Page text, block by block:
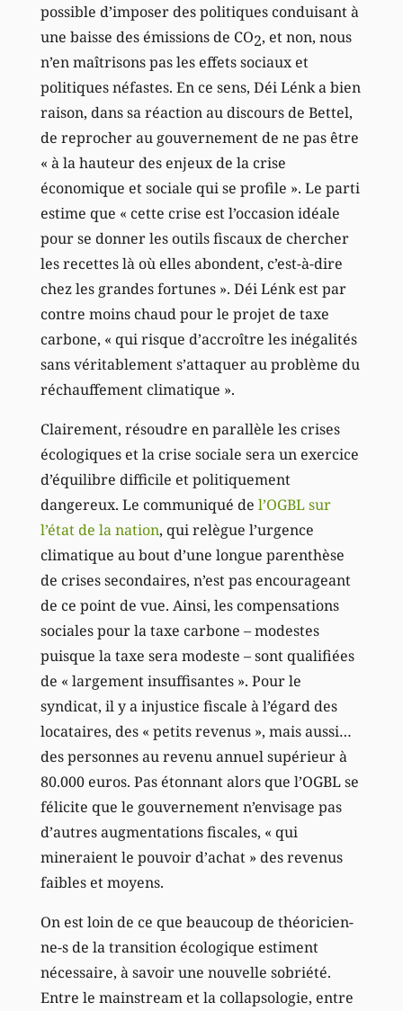
possible d’imposer des politiques conduisant à
une baisse des émissions de CO2, et non, nous
n’en maîtrisons pas les effets sociaux et
politiques néfastes. En ce sens, Déi Lénk a bien
raison, dans sa réaction au discours de Bettel,
de reprocher au gouvernement de ne pas être
« à la hauteur des enjeux de la crise
économique et sociale qui se profile ». Le parti
estime que « cette crise est l’occasion idéale
pour se donner les outils fiscaux de chercher
les recettes là où elles abondent, c’est-à-dire
chez les grandes fortunes ». Déi Lénk est par
contre moins chaud pour le projet de taxe
carbone, « qui risque d’accroître les inégalités
sans véritablement s’attaquer au problème du
réchauffement climatique ».
Clairement, résoudre en parallèle les crises
écologiques et la crise sociale sera un exercice
d’équilibre difficile et politiquement
dangereux. Le communiqué de l’OGBL sur
l’état de la nation, qui relègue l’urgence
climatique au bout d’une longue parenthèse
de crises secondaires, n’est pas encourageant
de ce point de vue. Ainsi, les compensations
sociales pour la taxe carbone – modestes
puisque la taxe sera modeste – sont qualifiées
de « largement insuffisantes ». Pour le
syndicat, il y a injustice fiscale à l’égard des
locataires, des « petits revenus », mais aussi…
des personnes au revenu annuel supérieur à
80.000 euros. Pas étonnant alors que l’OGBL se
félicite que le gouvernement n’envisage pas
d’autres augmentations fiscales, « qui
mineraient le pouvoir d’achat » des revenus
faibles et moyens.
On est loin de ce que beaucoup de théoricien-
ne-s de la transition écologique estiment
nécessaire, à savoir une nouvelle sobriété.
Entre le mainstream et la collapsologie, entre